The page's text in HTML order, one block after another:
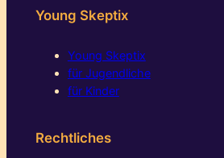
Young Skeptix
Young Skeptix
für Jugendliche
für Kinder
Rechtliches